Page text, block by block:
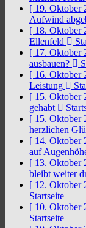
[ 19. Oktober
Aufwind
[ 18. Oktober
Ellenfeld
[ 17. Oktober
ausbauen?
[ 16. Oktober
Leistung
[ 15. Oktober
gehabt
[ 15. Oktober
herzlichen
[ 14. Oktober
auf
[ 13. Oktober
bleibt weiter
[ 12. Oktober
Startseite
[ 10. Oktober
Startseite